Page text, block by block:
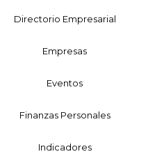
Directorio Empresarial
Empresas
Eventos
Finanzas Personales
Indicadores